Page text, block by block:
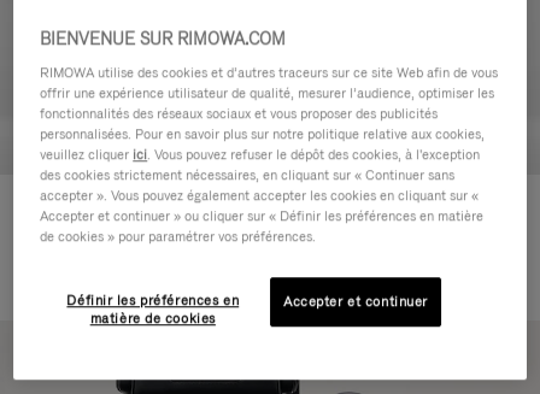
Never Still - Cuir Trousse de
Toilette
Never Still - Cuir Grand Sac à
dos à rabat
BIENVENUE SUR RIMOWA.COM
RIMOWA utilise des cookies et d’autres traceurs sur ce site Web afin de vous
offrir une expérience utilisateur de qualité, mesurer l’audience, optimiser les
fonctionnalités des réseaux sociaux et vous proposer des publicités
personnalisées. Pour en savoir plus sur notre politique relative aux cookies,
veuillez cliquer ici. Vous pouvez refuser le dépôt des cookies, à l'exception
des cookies strictement nécessaires, en cliquant sur « Continuer sans
accepter ». Vous pouvez également accepter les cookies en cliquant sur «
Accepter et continuer » ou cliquer sur « Définir les préférences en matière
de cookies » pour paramétrer vos préférences.
Définir les préférences en
matière de cookies
Accepter et continuer